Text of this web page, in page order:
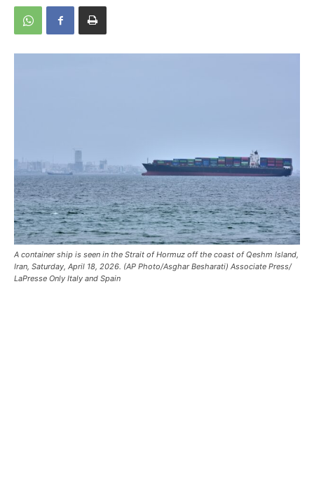
A container ship is seen in the Strait of Hormuz off the coast of Qeshm Island,
Iran, Saturday, April 18, 2026. (AP Photo/Asghar Besharati) Associate Press/
LaPresse Only Italy and Spain